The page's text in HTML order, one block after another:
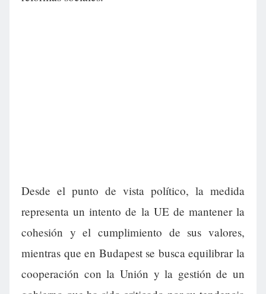
Desde el punto de vista político, la medida
representa un intento de la UE de mantener la
cohesión y el cumplimiento de sus valores,
mientras que en Budapest se busca equilibrar la
cooperación con la Unión y la gestión de un